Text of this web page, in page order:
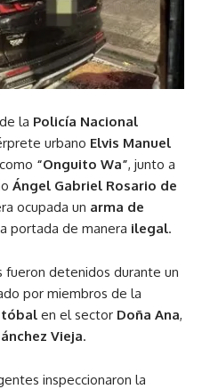
la Policía Nacional
urbano Elvis Manuel
“Onguito Wa”, junto a
Ángel Gabriel Rosario de
ocupada un arma de
portada de manera ilegal.
fueron detenidos durante un
por miembros de la
en el sector Doña Ana,
Vieja.
inspeccionaron la